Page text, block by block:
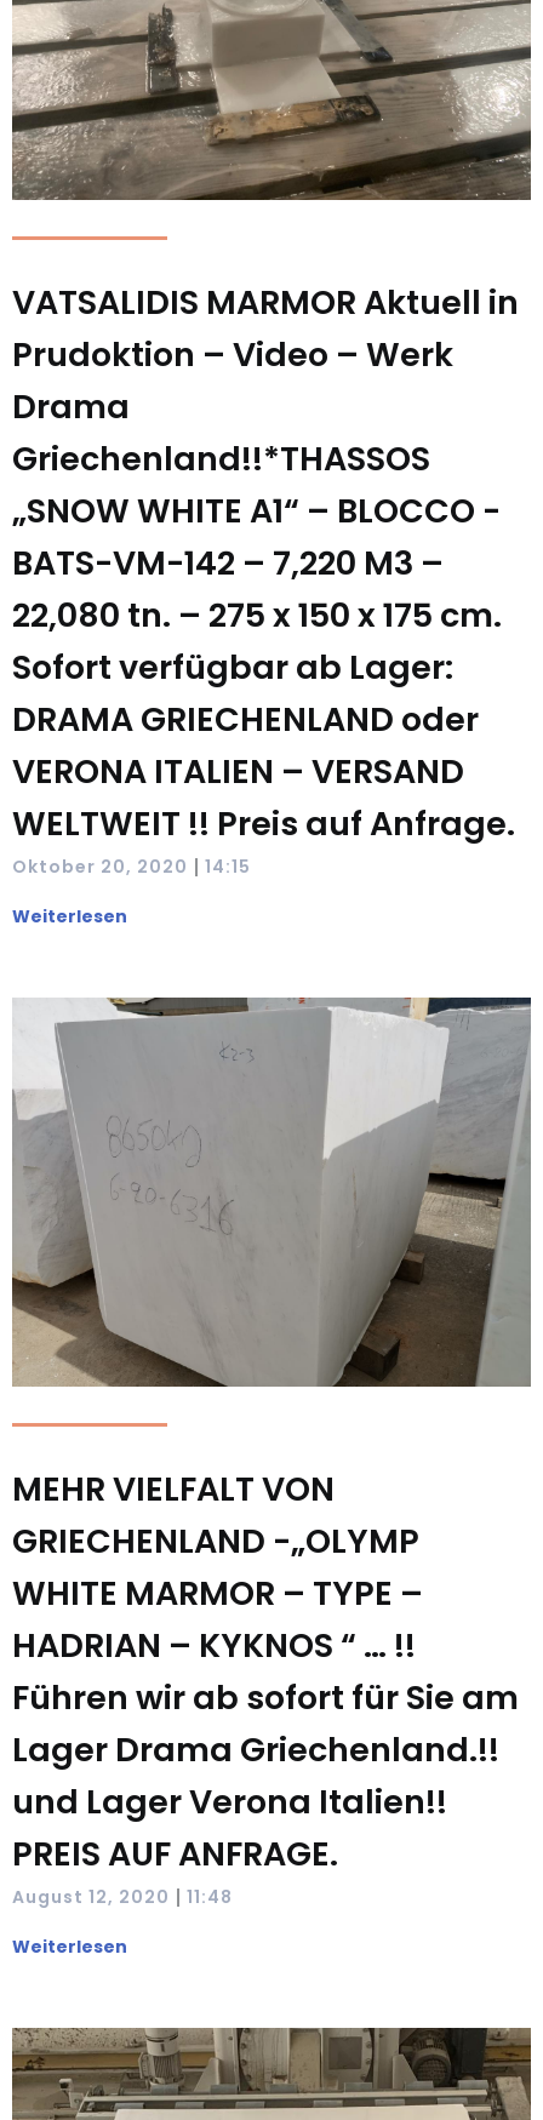
VATSALIDIS MARMOR Aktuell in
Prudoktion – Video – Werk
Drama
Griechenland!!*THASSOS
„SNOW WHITE A1“ – BLOCCO -
BATS-VM-142 – 7,220 M3 –
22,080 tn. – 275 x 150 x 175 cm.
Sofort verfügbar ab Lager:
DRAMA GRIECHENLAND oder
VERONA ITALIEN – VERSAND
WELTWEIT !! Preis auf Anfrage.
Oktober 20, 2020 | 14:15
Weiterlesen
MEHR VIELFALT VON
GRIECHENLAND -„OLYMP
WHITE MARMOR – TYPE –
HADRIAN – KYKNOS “ … !!
Führen wir ab sofort für Sie am
Lager Drama Griechenland.!!
und Lager Verona Italien!!
PREIS AUF ANFRAGE.
August 12, 2020 | 11:48
Weiterlesen